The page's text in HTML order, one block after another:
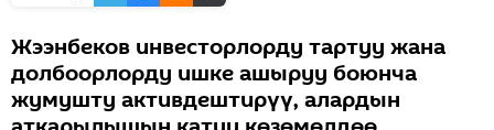
Жээнбеков инвесторлорду тартуу жана
долбоорлорду ишке ашыруу боюнча
жумушту активдештирүү, алардын